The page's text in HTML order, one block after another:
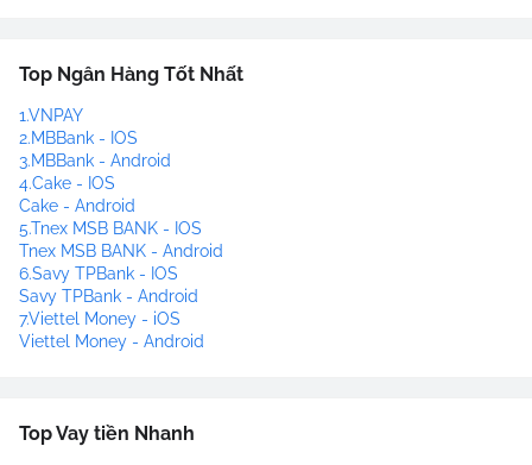
Top Ngân Hàng Tốt Nhất
1.VNPAY
2.MBBank - IOS
3.MBBank - Android
4.Cake - IOS
Cake - Android
5.Tnex MSB BANK - IOS
Tnex MSB BANK - Android
6.Savy TPBank - IOS
Savy TPBank - Android
7.Viettel Money - iOS
Viettel Money - Android
Top Vay tiền Nhanh